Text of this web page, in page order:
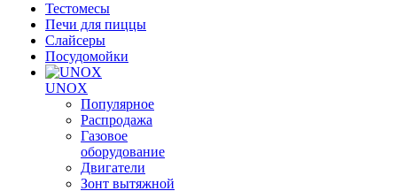
Тестомесы
Печи для пиццы
Слайсеры
Посудомойки
UNOX
Популярное
Распродажа
Газовое
оборудование
Двигатели
Зонт вытяжной